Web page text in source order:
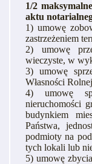
1/2
aktu
1) umowę
zastrzeżeniem
2) umowę
wieczyste, w
3) umowę
Własności
4) umowę
nieruchomości
budynkiem
Państwa,
podmioty na
tych lokali lub
5) umowę